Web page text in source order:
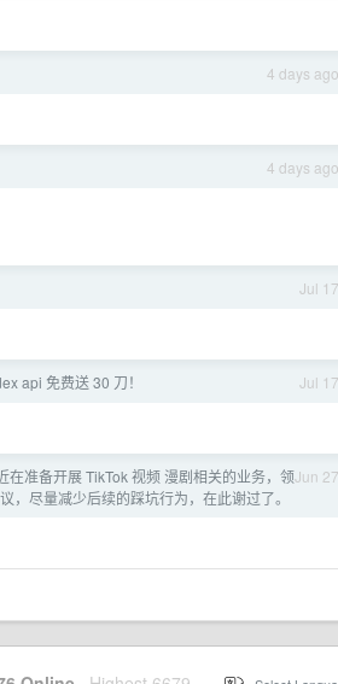
4 days ago
4 days ago
Jul 17
Jul 17
api 免费送 30 刀！
Jun 27
准备开展 TikTok 视频 漫剧相关的业务，领
尽量减少后续的踩坑行为，在此谢过了。